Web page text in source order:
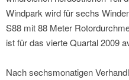
Windpark wird für sechs
S88 mit 88 Meter
ist für das vierte Quartal 2009
Nach sechsmonatigen